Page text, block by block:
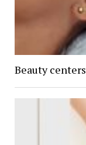
Beauty centers